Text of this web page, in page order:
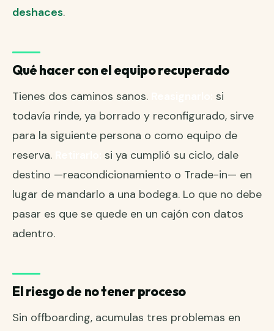
deshaces.
Qué hacer con el equipo recuperado
Tienes dos caminos sanos.
si
todavía rinde, ya borrado y reconfigurado, sirve
para la siguiente persona o como equipo de
reserva.
si ya cumplió su ciclo, dale
destino —reacondicionamiento o Trade-in— en
lugar de mandarlo a una bodega. Lo que no debe
pasar es que se quede en un cajón con datos
adentro.
El riesgo de no tener proceso
Sin offboarding, acumulas tres problemas en